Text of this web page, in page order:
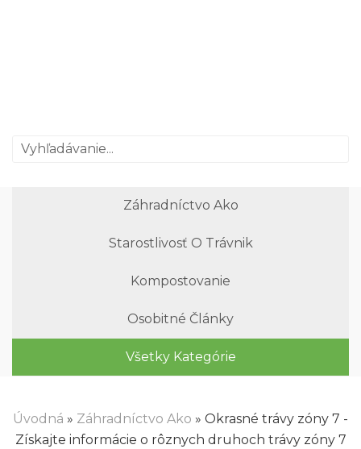
Záhradníctvo Ako
Starostlivosť O Trávnik
Kompostovanie
Osobitné Články
Všetky Kategórie
Úvodná » Záhradníctvo Ako » Okrasné trávy zóny 7 -
Získajte informácie o rôznych druhoch trávy zóny 7